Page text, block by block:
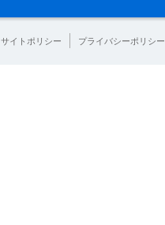
サイトポリシー プライバシーポリシー